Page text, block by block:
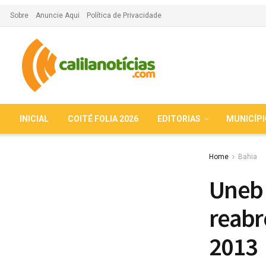
Sobre Anuncie Aqui Política de Privacidade
INICIAL COITÉ FOLIA 2026 EDITORIAS
Home Bahia
2013